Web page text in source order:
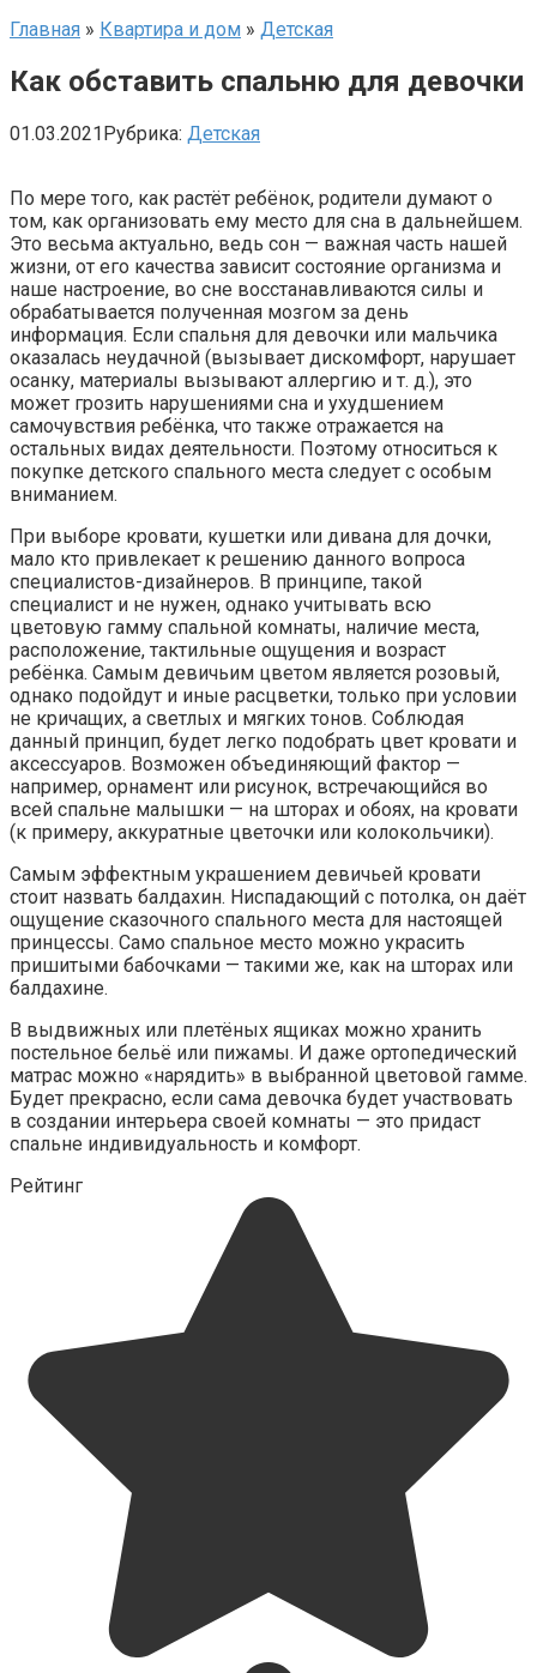
Главная » Квартира и дом » Детская
Как обставить спальню для девочки
01.03.2021Рубрика: Детская
По мере того, как растёт ребёнок, родители думают о
том, как организовать ему место для сна в дальнейшем.
Это весьма актуально, ведь сон — важная часть нашей
жизни, от его качества зависит состояние организма и
наше настроение, во сне восстанавливаются силы и
обрабатывается полученная мозгом за день
информация. Если спальня для девочки или мальчика
оказалась неудачной (вызывает дискомфорт, нарушает
осанку, материалы вызывают аллергию и т. д.), это
может грозить нарушениями сна и ухудшением
самочувствия ребёнка, что также отражается на
остальных видах деятельности. Поэтому относиться к
покупке детского спального места следует с особым
вниманием.
При выборе кровати, кушетки или дивана для дочки,
мало кто привлекает к решению данного вопроса
специалистов-дизайнеров. В принципе, такой
специалист и не нужен, однако учитывать всю
цветовую гамму спальной комнаты, наличие места,
расположение, тактильные ощущения и возраст
ребёнка. Самым девичьим цветом является розовый,
однако подойдут и иные расцветки, только при условии
не кричащих, а светлых и мягких тонов. Соблюдая
данный принцип, будет легко подобрать цвет кровати и
аксессуаров. Возможен объединяющий фактор —
например, орнамент или рисунок, встречающийся во
всей спальне малышки — на шторах и обоях, на кровати
(к примеру, аккуратные цветочки или колокольчики).
Самым эффектным украшением девичьей кровати
стоит назвать балдахин. Ниспадающий с потолка, он даёт
ощущение сказочного спального места для настоящей
принцессы. Само спальное место можно украсить
пришитыми бабочками — такими же, как на шторах или
балдахине.
В выдвижных или плетёных ящиках можно хранить
постельное бельё или пижамы. И даже ортопедический
матрас можно «нарядить» в выбранной цветовой гамме.
Будет прекрасно, если сама девочка будет участвовать
в создании интерьера своей комнаты — это придаст
спальне индивидуальность и комфорт.
Рейтинг